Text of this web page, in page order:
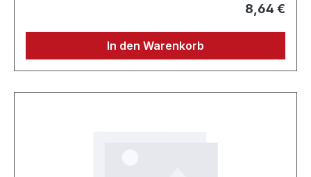
8,64 €
In den Warenkorb